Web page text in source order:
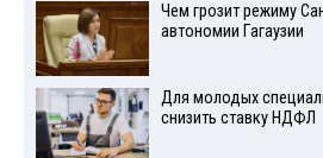
Чем грозит режиму
автономии Гагаузии
Для молодых
снизить ставку НДФЛ